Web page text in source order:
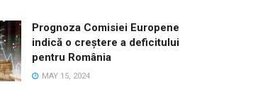
Prognoza Comisiei Europene
indică o creștere a deficitului
pentru România
MAY 15, 2024